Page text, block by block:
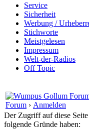
Service
Sicherheit
Werbung /
Stichworte
Meistgelesen
Impressum
Welt-der-Radios
Off Topic
Forum › Anmelden
Der Zugriff auf diese
folgende Gründe haben: